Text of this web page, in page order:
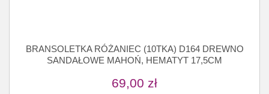
BRANSOLETKA RÓŻANIEC (10TKA) D164 DREWNO
SANDAŁOWE MAHOŃ, HEMATYT 17,5CM
69,00 zł